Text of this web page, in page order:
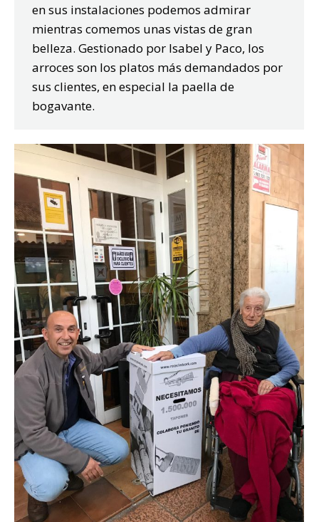
en sus instalaciones podemos admirar
mientras comemos unas vistas de gran
belleza. Gestionado por Isabel y Paco, los
arroces son los platos más demandados por
sus clientes, en especial la paella de
bogavante.